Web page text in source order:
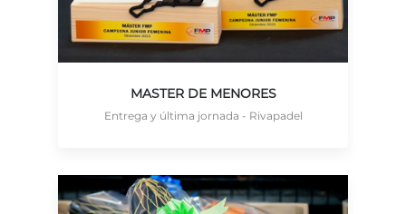
MASTER DE MENORES
Entrega y última jornada - Rivapadel